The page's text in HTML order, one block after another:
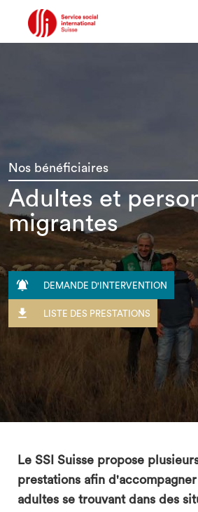
Nos bénéficiaires
Adultes et
migrantes
 DEMANDE D'INTERVENTION
 LISTE DES PRESTATIONS
Le SSI Suisse propose
prestations afin
adultes se trouvant dans des